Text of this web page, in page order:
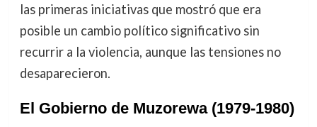
las primeras iniciativas que mostró que era
posible un cambio político significativo sin
recurrir a la violencia, aunque las tensiones no
desaparecieron.
El Gobierno de Muzorewa (1979-1980)